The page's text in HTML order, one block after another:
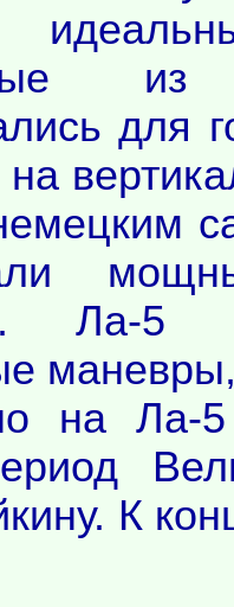
для
Ла-
на Ла-
К